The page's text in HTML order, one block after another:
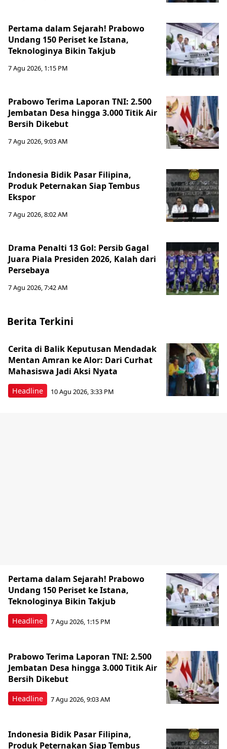
Pertama dalam Sejarah! Prabowo
Undang 150 Periset ke Istana,
Teknologinya Bikin Takjub
7 Agu 2026, 1:15 PM
Prabowo Terima Laporan TNI: 2.500
Jembatan Desa hingga 3.000 Titik Air
Bersih Dikebut
7 Agu 2026, 9:03 AM
Indonesia Bidik Pasar Filipina,
Produk Peternakan Siap Tembus
Ekspor
7 Agu 2026, 8:02 AM
Drama Penalti 13 Gol: Persib Gagal
Juara Piala Presiden 2026, Kalah dari
Persebaya
7 Agu 2026, 7:42 AM
Berita Terkini
Headline
Cerita di Balik Keputusan Mendadak
Mentan Amran ke Alor: Dari Curhat
Mahasiswa Jadi Aksi Nyata
10 Agu 2026, 3:33 PM
Headline
Pertama dalam Sejarah! Prabowo
Undang 150 Periset ke Istana,
Teknologinya Bikin Takjub
7 Agu 2026, 1:15 PM
Headline
Prabowo Terima Laporan TNI: 2.500
Jembatan Desa hingga 3.000 Titik Air
Bersih Dikebut
7 Agu 2026, 9:03 AM
Indonesia Bidik Pasar Filipina,
Produk Peternakan Siap Tembus